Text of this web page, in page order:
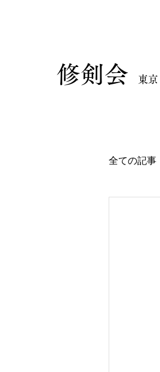
​修剣会 東
全ての記事